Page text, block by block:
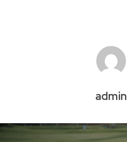
admin